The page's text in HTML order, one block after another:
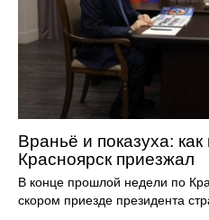
Враньё и показуха:
Красноярск приезжал
В конце прошлой недели по
скором приезде президента